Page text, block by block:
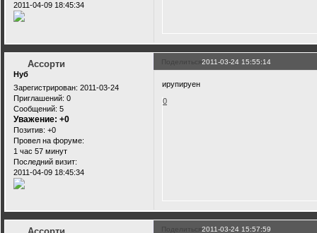
2011-04-09 18:45:34
Поделиться2011-03-24 15:55:14
Ассорти
Нуб
Зарегистрирован: 2011-03-24
Приглашений: 0
Сообщений: 5
Уважение: +0
Позитив: +0
Провел на форуме:
1 час 57 минут
Последний визит:
2011-04-09 18:45:34
ирупируен
0
Поделиться2011-03-24 15:57:59